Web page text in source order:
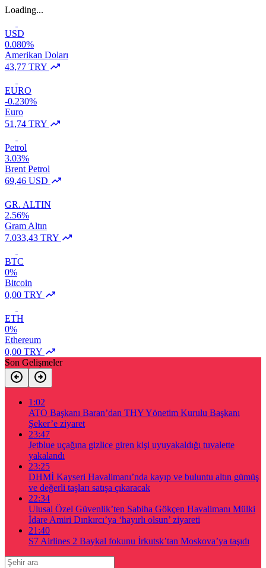
Loading...
USD
0.080%
Amerikan Doları
43,77 TRY
EURO
-0.230%
Euro
51,74 TRY
Petrol
3.03%
Brent Petrol
69,46 USD
GR. ALTIN
2.56%
Gram Altın
7.033,43 TRY
BTC
0%
Bitcoin
0,00 TRY
ETH
0%
Ethereum
0,00 TRY
Son Gelişmeler
1:02
ATO Başkanı Baran’dan THY Yönetim Kurulu Başkanı
Şeker’e ziyaret
23:47
Jetblue uçağına gizlice giren kişi uyuyakaldığı tuvalette
yakalandı
23:25
DHMİ Kayseri Havalimanı’nda kayıp ve buluntu altın gümüş
ve değerli taşları satışa çıkaracak
22:34
Ulusal Özel Güvenlik’ten Sabiha Gökçen Havalimanı Mülki
İdare Amiri Dınkırcı’ya ‘hayırlı olsun’ ziyareti
21:40
S7 Airlines 2 Baykal fokunu İrkutsk’tan Moskova’ya taşıdı